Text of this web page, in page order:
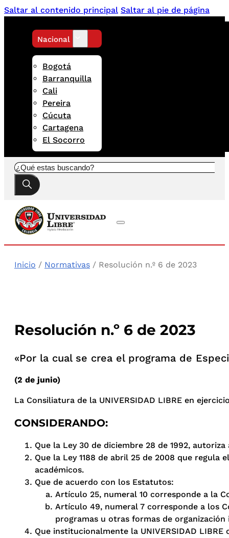
Saltar al contenido principal Saltar al pie de página
Nacional
Bogotá
Barranquilla
Cali
Pereira
Cúcuta
Cartagena
El Socorro
Buscar
Inicio / Normativas / Resolución n.º 6 de 2023
Resolución n.º 6 de 2023
«Por la cual se crea el programa de
(2 de junio)
La Consiliatura de la UNIVERSIDAD LIBRE en
CONSIDERANDO:
Que la Ley 30 de diciembre 28 de 1992,
Que la Ley 1188 de abril 25 de 2008 que
académicos.
Que de acuerdo con los Estatutos:
Artículo 25, numeral 10 corresponde a la
Artículo 49, numeral 7 corresponde a los
programas u otras formas de
Que institucionalmente la UNIVERSIDAD LIBRE